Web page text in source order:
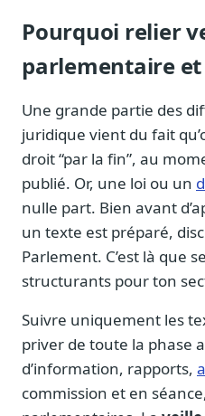
Pourquoi relier
parlementaire et
Une grande partie des
juridique vient du fait
droit “par la fin”, au
publié. Or, une loi ou un
nulle part. Bien avant
un texte est préparé,
Parlement. C’est là que
structurants pour ton
Suivre uniquement les
priver de toute la phase
d’information, rapports,
commission et en